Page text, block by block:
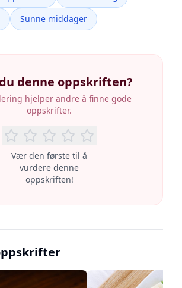
Sunne middager
denne oppskriften?
hjelper andre å finne gode
oppskrifter.
Vær den første til å
vurdere denne
oppskriften!